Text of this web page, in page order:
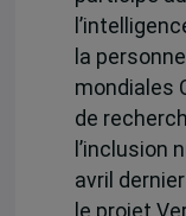
la
mondiales
de
l’inclusion
avril